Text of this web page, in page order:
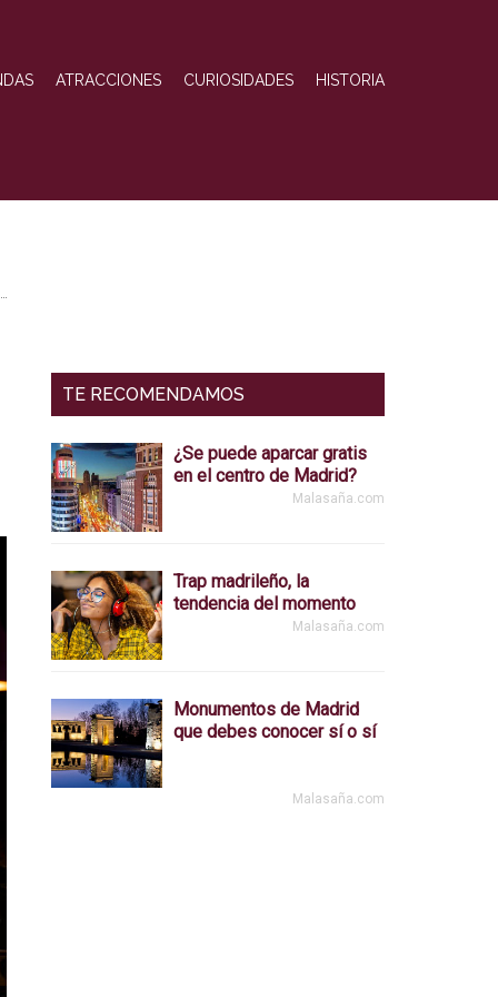
ATRACCIONES CURIOSIDADES HISTORIA
TE RECOMENDAMOS
¿Se puede aparcar gratis
en el centro de Madrid?
Malasaña.com
Trap madrileño, la
tendencia del momento
Malasaña.com
Monumentos de Madrid
que debes conocer sí o sí
Malasaña.com